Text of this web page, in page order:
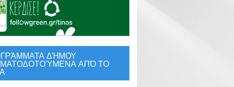
ΔΉΜΟΥ
ΑΠΌ ΤΟ